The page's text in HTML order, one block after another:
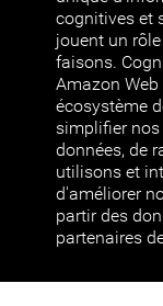
cognitives et
jouent un
faisons.
Amazon Web
écosystème
simplifier nos
données, de
utilisons et
d'améliorer
partir des
partenaires